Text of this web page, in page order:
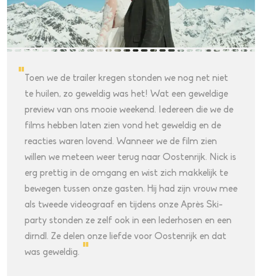
" Toen we de trailer kregen stonden we nog net niet
te huilen, zo geweldig was het! Wat een geweldige
preview van ons mooie weekend. Iedereen die we de
films hebben laten zien vond het geweldig en de
reacties waren lovend. Wanneer we de film zien
willen we meteen weer terug naar Oostenrijk. Nick is
erg prettig in de omgang en wist zich makkelijk te
bewegen tussen onze gasten. Hij had zijn vrouw mee
als tweede videograaf en tijdens onze Après Ski-
party stonden ze zelf ook in een lederhosen en een
dirndl. Ze delen onze liefde voor Oostenrijk en dat
was geweldig. "